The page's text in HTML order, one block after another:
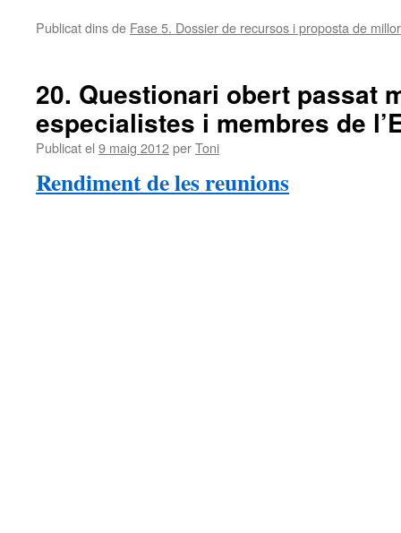
Publicat dins de Fase 5. Dossier de recursos i proposta de
20. Questionari obert passat
especialistes i membres de
Publicat el 9 maig 2012perToni
Rendiment de les reunions